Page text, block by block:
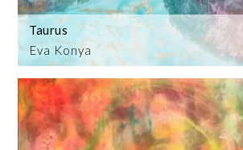
Eva Konya
Taurus